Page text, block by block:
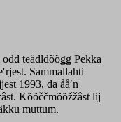
ođđ teädldõõǥǥ Pekka
Sammallahti
1993, da ååʹn
Kõõččmõõžžâst lij
muttum.